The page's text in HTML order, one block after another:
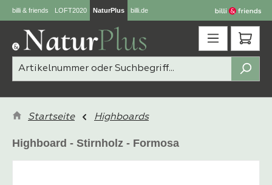
Zum Hauptinhalt springen
billi & friends LOFT2020 NaturPlus billi.de
Startseite Highboards
Highboard - Stirnholz - Formosa